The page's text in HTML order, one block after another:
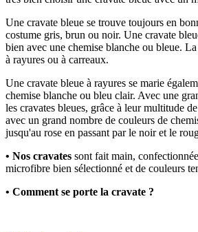
Une cravate bleue se trouve toujours en
costume gris, brun ou noir. Une cravate
bien avec une chemise blanche ou bleue.
à rayures ou à carreaux.
Une cravate bleue à rayures se marie
chemise blanche ou bleu clair. Avec une
les cravates bleues, grâce à leur multitude
avec un grand nombre de couleurs de
jusqu'au rose en passant par le noir et le
• Nos cravates sont fait main,
microfibre bien sélectionné et de couleurs
• Comment se porte la cravate ?